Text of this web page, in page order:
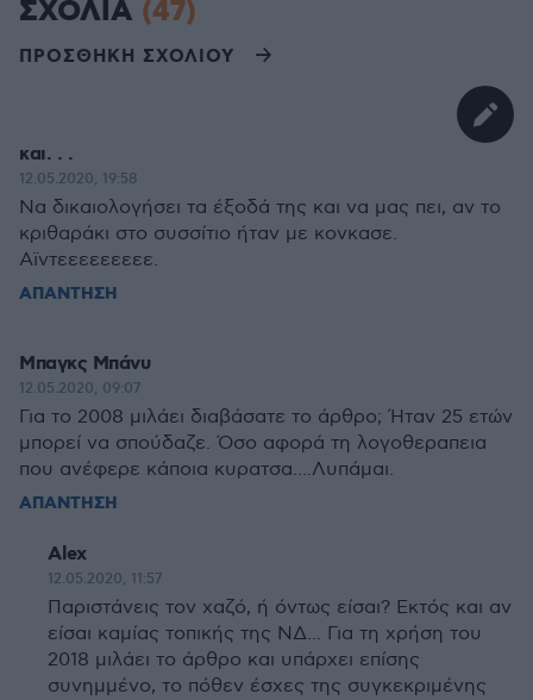
ΣΧΟΛΙΑ (47)
ΠΡΟΣΘΗΚΗ ΣΧΟΛΙΟΥ
και. . .
12.05.2020, 19:58
Να δικαιολογήσει τα έξοδά της και να μας πει, αν το
κριθαράκι στο συσσίτιο ήταν με κονκασε.
Αϊντεεεεεεεεε.
ΑΠΑΝΤΗΣΗ
Μπαγκς Μπάνυ
12.05.2020, 09:07
Για το 2008 μιλάει διαβάσατε το άρθρο; Ήταν 25 ετών
μπορεί να σπούδαζε. Όσο αφορά τη λογοθεραπεια
που ανέφερε κάποια κυρατσα....Λυπάμαι.
ΑΠΑΝΤΗΣΗ
Alex
12.05.2020, 11:57
Παριστάνεις τον χαζό, ή όντως είσαι? Εκτός και αν
είσαι καμίας τοπικής της ΝΔ... Για τη χρήση του
2018 μιλάει το άρθρο και υπάρχει επίσης
συνημμένο, το πόθεν έσχες της συγκεκριμένης